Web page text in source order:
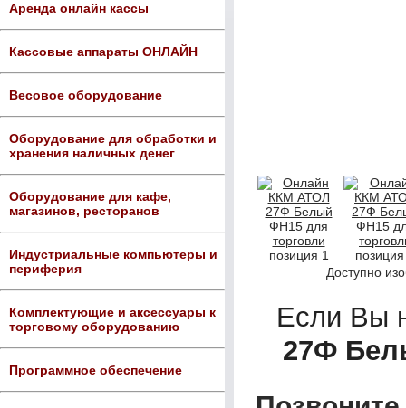
Аренда онлайн кассы
Кассовые аппараты ОНЛАЙН
Весовое оборудование
Оборудование для обработки и
хранения наличных денег
Оборудование для кафе,
магазинов, ресторанов
Индустриальные компьютеры и
периферия
Комплектующие и аксессуары к
торговому оборудованию
Программное обеспечение
Доступно
Если Вы
27Ф